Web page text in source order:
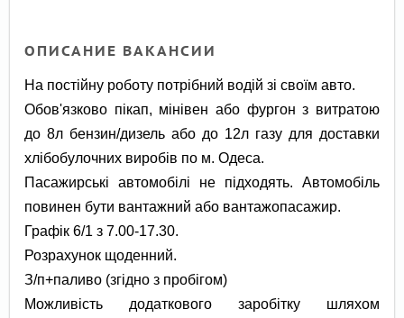
ОПИСАНИЕ ВАКАНСИИ
На постійну роботу потрібний водій зі своїм авто.
Обов'язково пікап, мінівен або фургон з витратою
до 8л бензин/дизель або до 12л газу для доставки
хлібобулочних виробів по м. Одеса.
Пасажирські автомобілі не пiдходять. Автомобіль
повинен бути вантажний або вантажопасажир.
Графік 6/1 з 7.00-17.30.
Розрахунок щоденний.
З/п+паливо (згідно з пробігом)
Можливість додаткового заробітку шляхом